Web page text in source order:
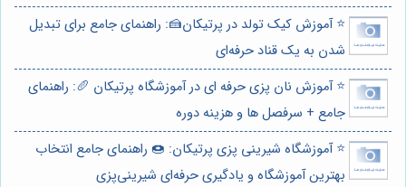
⭐️ آموزش کیک تولد در پرتیکان🍰: راهنمای جامع برای تبدیل
شدن به یک قناد حرفه‌ای
⭐️ آموزش نان پزی حرفه ای در آموزشگاه پرتیکان 🥖: راهنمای
جامع + سرفصل ها و هزینه دوره
⭐️ آموزشگاه شیرینی پزی پرتیکان: 🍩 راهنمای جامع انتخاب
بهترین آموزشگاه و یادگیری حرفه‌ای شیرینی‌پزی